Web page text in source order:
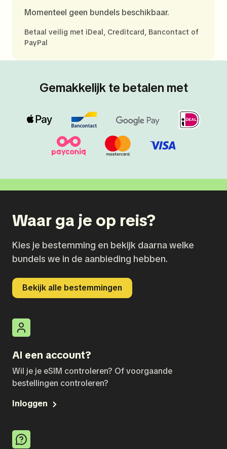
Momenteel geen bundels beschikbaar.
Betaal veilig met iDeal, Creditcard, Bancontact of
PayPal
Gemakkelijk te betalen met
Waar ga je op reis?
Kies je bestemming en bekijk daarna welke
bundels we in de aanbieding hebben.
Bekijk alle bestemmingen
Al een account?
Wil je je eSIM controleren? Of voorgaande
bestellingen controleren?
Inloggen